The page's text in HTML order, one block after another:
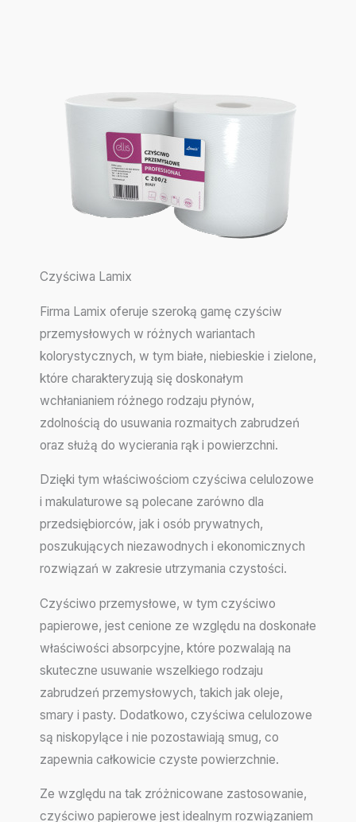
Czyściwa Lamix
Firma Lamix oferuje szeroką gamę czyściw
przemysłowych w różnych wariantach
kolorystycznych, w tym białe, niebieskie i zielone,
które charakteryzują się doskonałym
wchłanianiem różnego rodzaju płynów,
zdolnością do usuwania rozmaitych zabrudzeń
oraz służą do wycierania rąk i powierzchni.
Dzięki tym właściwościom czyściwa celulozowe
i makulaturowe są polecane zarówno dla
przedsiębiorców, jak i osób prywatnych,
poszukujących niezawodnych i ekonomicznych
rozwiązań w zakresie utrzymania czystości.
Czyściwo przemysłowe, w tym czyściwo
papierowe, jest cenione ze względu na doskonałe
właściwości absorpcyjne, które pozwalają na
skuteczne usuwanie wszelkiego rodzaju
zabrudzeń przemysłowych, takich jak oleje,
smary i pasty. Dodatkowo, czyściwa celulozowe
są niskopylące i nie pozostawiają smug, co
zapewnia całkowicie czyste powierzchnie.
Ze względu na tak zróżnicowane zastosowanie,
czyściwo papierowe jest idealnym rozwiązaniem